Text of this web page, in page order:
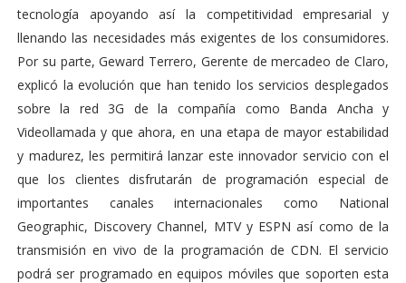
tecnología apoyando así la competitividad empresarial y
llenando las necesidades más exigentes de los consumidores.
Por su parte, Geward Terrero, Gerente de mercadeo de Claro,
explicó la evolución que han tenido los servicios desplegados
sobre la red 3G de la compañía como Banda Ancha y
Videollamada y que ahora, en una etapa de mayor estabilidad
y madurez, les permitirá lanzar este innovador servicio con el
que los clientes disfrutarán de programación especial de
importantes canales internacionales como National
Geographic, Discovery Channel, MTV y ESPN así como de la
transmisión en vivo de la programación de CDN. El servicio
podrá ser programado en equipos móviles que soporten esta